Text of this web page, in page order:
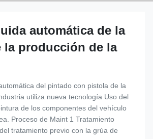
automática de la
la producción de la
del pintado con pistola de la
utiliza nueva tecnología Uso del
de los componentes del vehículo
Proceso de Maint 1 Tratamiento
tratamiento previo con la grúa de